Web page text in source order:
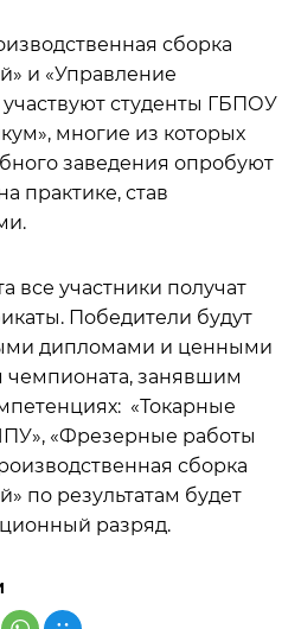
сборка
и «Управление
студенты ГБПОУ
многие из которых
заведения опробуют
практике, став
все участники получат
Победители будут
дипломами и ценными
чемпионата, занявшим
«Токарные
«Фрезерные работы
сборка
по результатам будет
разряд.